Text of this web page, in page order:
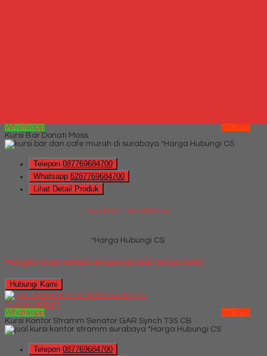
Whatsapp
via SMS
Kursi Bar Donati Moss
*Harga Hubungi CS
Telepon 087769684700
Whatsapp 6287769684700
Lihat Detail Produk
Kursi Bar Donati Moss
*Harga Hubungi CS
Mungkin Anda tertarik dengan produk terbaru kami
Hubungi Kami
QUICK ORDER
Whatsapp
via SMS
Kursi Kantor Stramm Senator GAR Synch T35 CB
*Harga Hubungi CS
Telepon 087769684700